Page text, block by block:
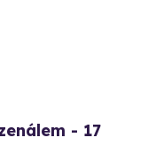
- 17